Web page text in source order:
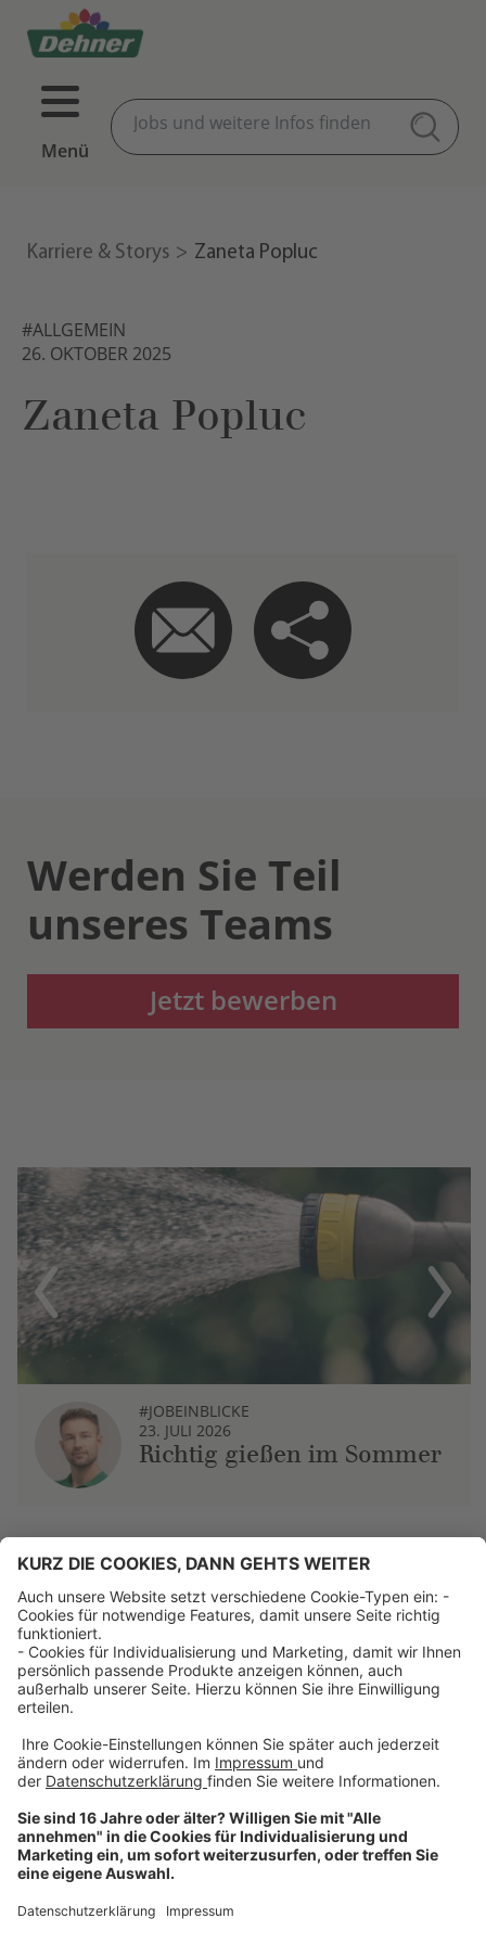
Menü
Karriere & Storys Zaneta Popluc
#ALLGEMEIN
26. OKTOBER 2025
Zaneta Popluc
Werden Sie Teil
unseres Teams
Jetzt bewerben
Previous
#JOBEINBLICKE
23. JULI 2026
Richtig gießen im Sommer
Next
Über uns
Dehner Unternehmen
Jobs bei Dehner